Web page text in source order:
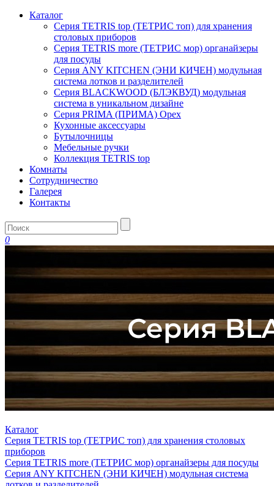
Каталог
Серия TETRIS top (ТЕТРИС топ) для хранения
столовых приборов
Серия TETRIS more (ТЕТРИС мор) органайзеры
для посуды
Серия ANY KITCHEN (ЭНИ КИЧЕН) модульная
система лотков и разделителей
Серия BLACKWOOD (БЛЭКВУД) модульная
система в уникальном дизайне
Серия PRIMA (ПРИМА) Орех
Кухонные аксессуары
Бутылочницы
Мебельные ручки
Коллекция TETRIS top
Комнаты
Сотрудничество
Галерея
Контакты
0
Каталог
Серия TETRIS top (ТЕТРИС топ) для хранения столовых
приборов
Серия TETRIS more (ТЕТРИС мор) органайзеры для посуды
Серия ANY KITCHEN (ЭНИ КИЧЕН) модульная система